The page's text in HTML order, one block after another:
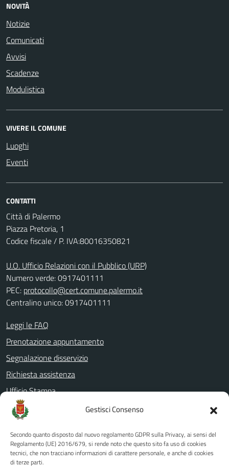
Gestisci Consenso
Secondo quanto disposto dal nuovo regolamento GDPR sulla Privacy, ai sensi del
Regolamento (UE) 2016/679, si rende noto che questo sito fa uso di cookies
tecnici, che non tracciano informazioni di carattere personale, e anche di cookies
di terze parti.
NOVITÀ
Notizie
Comunicati
Avvisi
Scadenze
Modulistica
VIVERE IL COMUNE
Luoghi
Eventi
CONTATTI
Città di Palermo
Piazza Pretoria, 1
Codice fiscale / P. IVA:80016350821
U.O. Ufficio Relazioni con il Pubblico (URP)
Numero verde: 0917401111
PEC: protocollo@cert.comune.palermo.it
Centralino unico: 0917401111
Leggi le FAQ
Prenotazione appuntamento
Segnalazione disservizio
Richiesta assistenza
Ufficio Stampa
Amministrazione Trasparente
Albo pretorio
Informativa privacy
Note legali